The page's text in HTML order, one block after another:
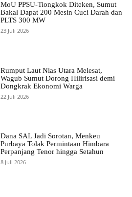
MoU PPSU-Tiongkok Diteken, Sumut
Bakal Dapat 200 Mesin Cuci Darah dan
PLTS 300 MW
23 Juli 2026
Rumput Laut Nias Utara Melesat,
Wagub Sumut Dorong Hilirisasi demi
Dongkrak Ekonomi Warga
22 Juli 2026
Dana SAL Jadi Sorotan, Menkeu
Purbaya Tolak Permintaan Himbara
Perpanjang Tenor hingga Setahun
8 Juli 2026